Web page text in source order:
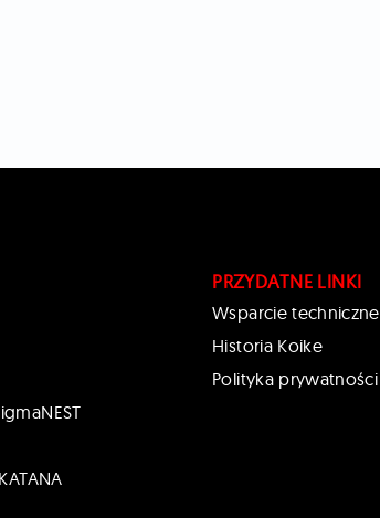
PRZYDATNE LINKI
Wsparcie techniczne
Historia Koike
Polityka prywatności